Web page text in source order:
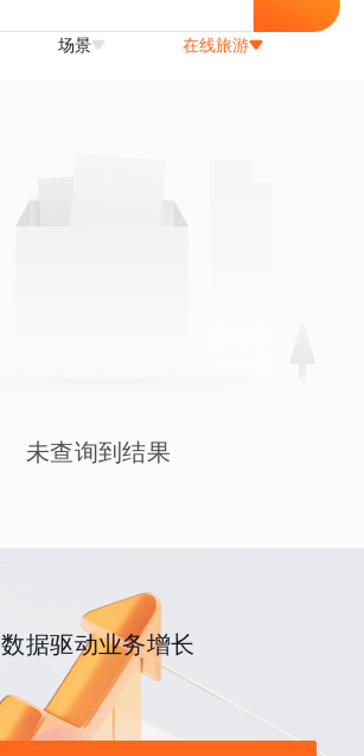
场景 在线旅游
未查询到结果
数据驱动业务增长